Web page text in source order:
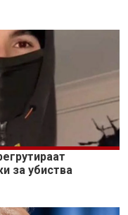
за убиства